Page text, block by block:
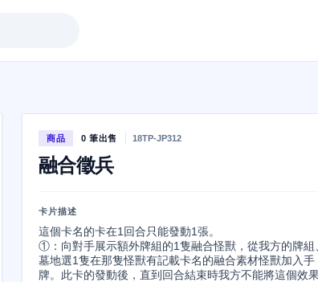
商品 0 筆出售 18TP-JP312
融合徵兵
卡片描述
這個卡名的卡在1回合只能發動1張。
①：向對手展示額外牌組的1隻融合怪獸，從我方的牌組
墓地選1隻在那隻怪獸有記載卡名的融合素材怪獸加入手
牌。此卡的發動後，直到回合結束時我方不能將這個效